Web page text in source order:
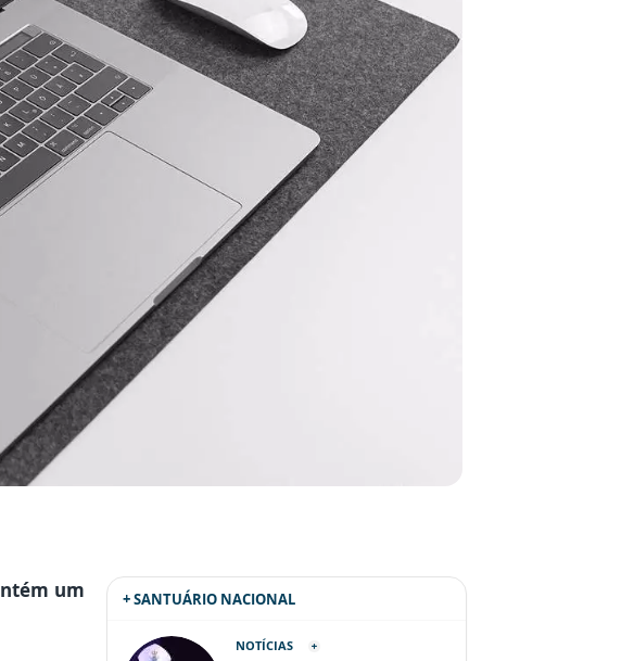
um
+ SANTUÁRIO NACIONAL
NOTÍCIAS